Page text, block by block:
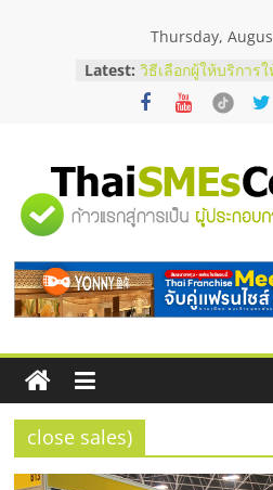
Thursday,
Latest: บริษัท
วิธีเลือกผู้ให้บริการ
โจทย์ธุรกิจ
สัมมนาออนไลน์ โอ
บริการน้ำมัน Shell
สัมมนาลงทุน แฟร
ไชส์ ครั้งที่ 8
ร้านเครื่องเสียงคุณ
โซลูชันระบบภาพแ
"ศูนย์
รวม
ข้อมูล
ธุรกิจ
SME
close sales)